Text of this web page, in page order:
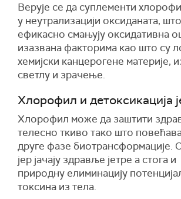
Верује се да суплементи
у неутрализацији оксиданата,
ефикасно смањују оксидативна
изазвана факторима као што су
хемијски канцерогене материје,
светлу и зрачење.
Хлорофил и детоксикација
Хлорофил може да заштити
телесно ткиво тако што
друге фазе биотрансформације.
јер јачају здравље јетре а стога и
природну елиминацију
токсина из тела.